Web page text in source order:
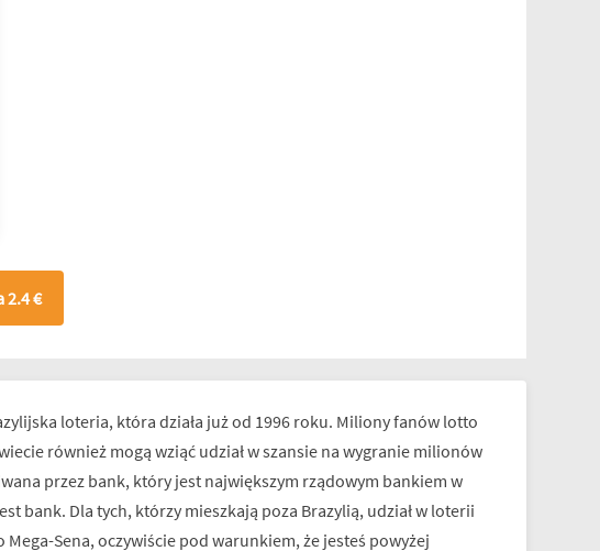
2.4 €
loteria, która działa już od 1996 roku. Miliony fanów lotto
również mogą wziąć udział w szansie na wygranie milionów
przez bank, który jest największym rządowym bankiem w
bank. Dla tych, którzy mieszkają poza Brazylią, udział w loterii
Sena, oczywiście pod warunkiem, że jesteś powyżej